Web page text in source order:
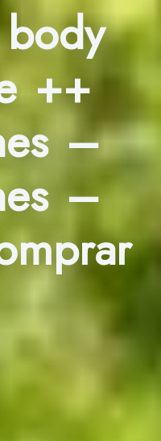
++
–
–